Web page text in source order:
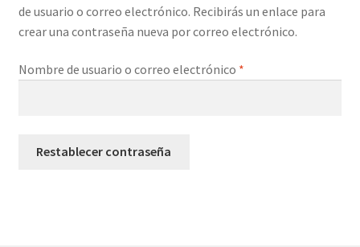
Contáctenos
Finalizar compra
Política de privacidad
de usuario o correo electrónico. Recibirás un enlace para
crear una contraseña nueva por correo electrónico.
Nombre de usuario o correo electrónico *Obligatorio
Restablecer contraseña